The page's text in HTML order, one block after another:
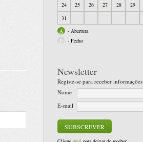
24
25 26 27 28 29
31
A
-Abertura
F
-Fecho
Newsletter
Registe-se para receber informações
Nome
E-mail